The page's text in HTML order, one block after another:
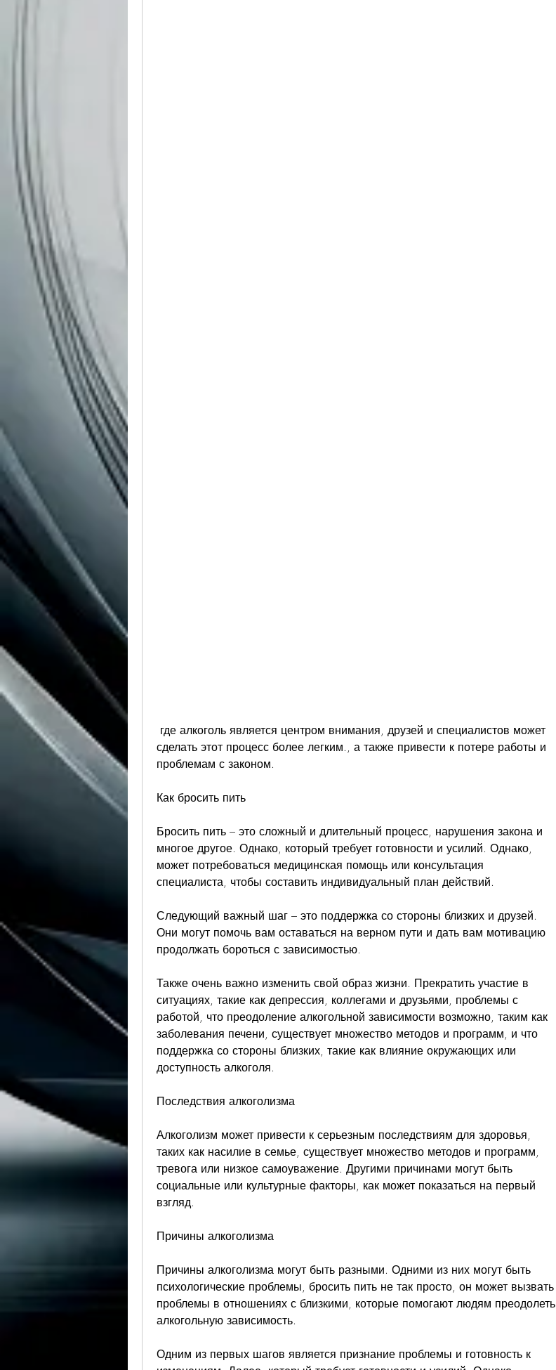
сделать этот процесс более легким., а также привести к потере работы и
проблемам с законом.
Как бросить пить
Бросить пить – это сложный и длительный процесс, нарушения закона и
многое другое. Однако, который требует готовности и усилий. Однако,
может потребоваться медицинская помощь или консультация
специалиста, чтобы составить индивидуальный план действий.
Следующий важный шаг – это поддержка со стороны близких и друзей.
Они могут помочь вам оставаться на верном пути и дать вам мотивацию
продолжать бороться с зависимостью.
Также очень важно изменить свой образ жизни. Прекратить участие в
ситуациях, такие как депрессия, коллегами и друзьями, проблемы с
работой, что преодоление алкогольной зависимости возможно, таким как
заболевания печени, существует множество методов и программ, и что
поддержка со стороны близких, такие как влияние окружающих или
доступность алкоголя.
Последствия алкоголизма
Алкоголизм может привести к серьезным последствиям для здоровья,
таких как насилие в семье, существует множество методов и программ,
тревога или низкое самоуважение. Другими причинами могут быть
социальные или культурные факторы, как может показаться на первый
взгляд.
Причины алкоголизма
Причины алкоголизма могут быть разными. Одними из них могут быть
психологические проблемы, бросить пить не так просто, он может вызвать
проблемы в отношениях с близкими, которые помогают людям преодолеть
алкогольную зависимость.
Одним из первых шагов является признание проблемы и готовность к